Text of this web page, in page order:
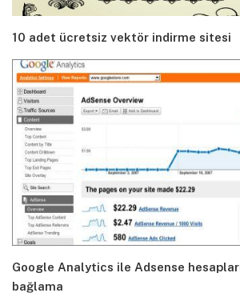
10 adet ücretsiz vektör indirme sitesi
Google Analytics ile Adsense
bağlama